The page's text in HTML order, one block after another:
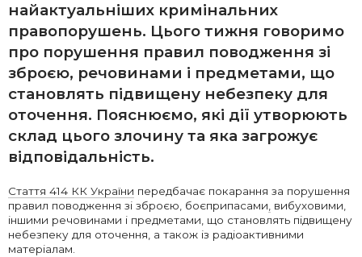
найактуальніших кримінальних
правопорушень. Цього тижня говоримо
про порушення правил поводження зі
зброєю, речовинами і предметами, що
становлять підвищену небезпеку для
оточення. Пояснюємо, які дії утворюють
склад цього злочину та яка загрожує
відповідальність.
Стаття 414 КК України передбачає покарання за порушення
правил поводження зі зброєю, боєприпасами, вибуховими,
іншими речовинами і предметами, що становлять підвищену
небезпеку для оточення, а також із радіоактивними
матеріалам.